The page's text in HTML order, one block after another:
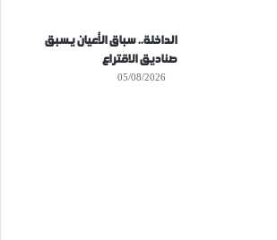
الداخلة.. سباق الأعيان يسبق
صناديق الاقتراع
05/08/2026